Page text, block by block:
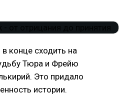
конце сходить на
Тюра и Фрейю
Это придало
истории.